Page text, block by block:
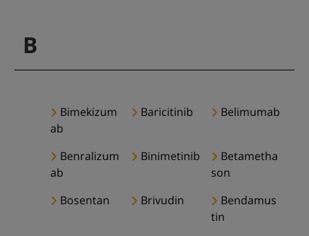
B
Bimekizum
ab
Baricitinib Belimumab
Benralizum
ab
Binimetinib
Betametha
son
Bosentan
Brivudin
Bendamus
tin